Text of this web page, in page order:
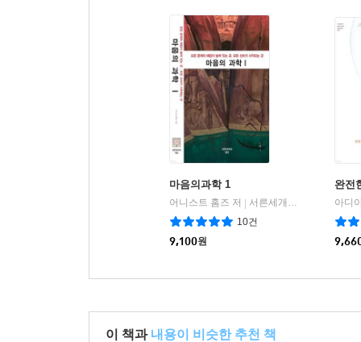
마음의과학 1
어니스트 홈즈 저 | 서른세개의계단
10건
9,100원
완전
아디
이 책과 내용이 비슷한 추천 책